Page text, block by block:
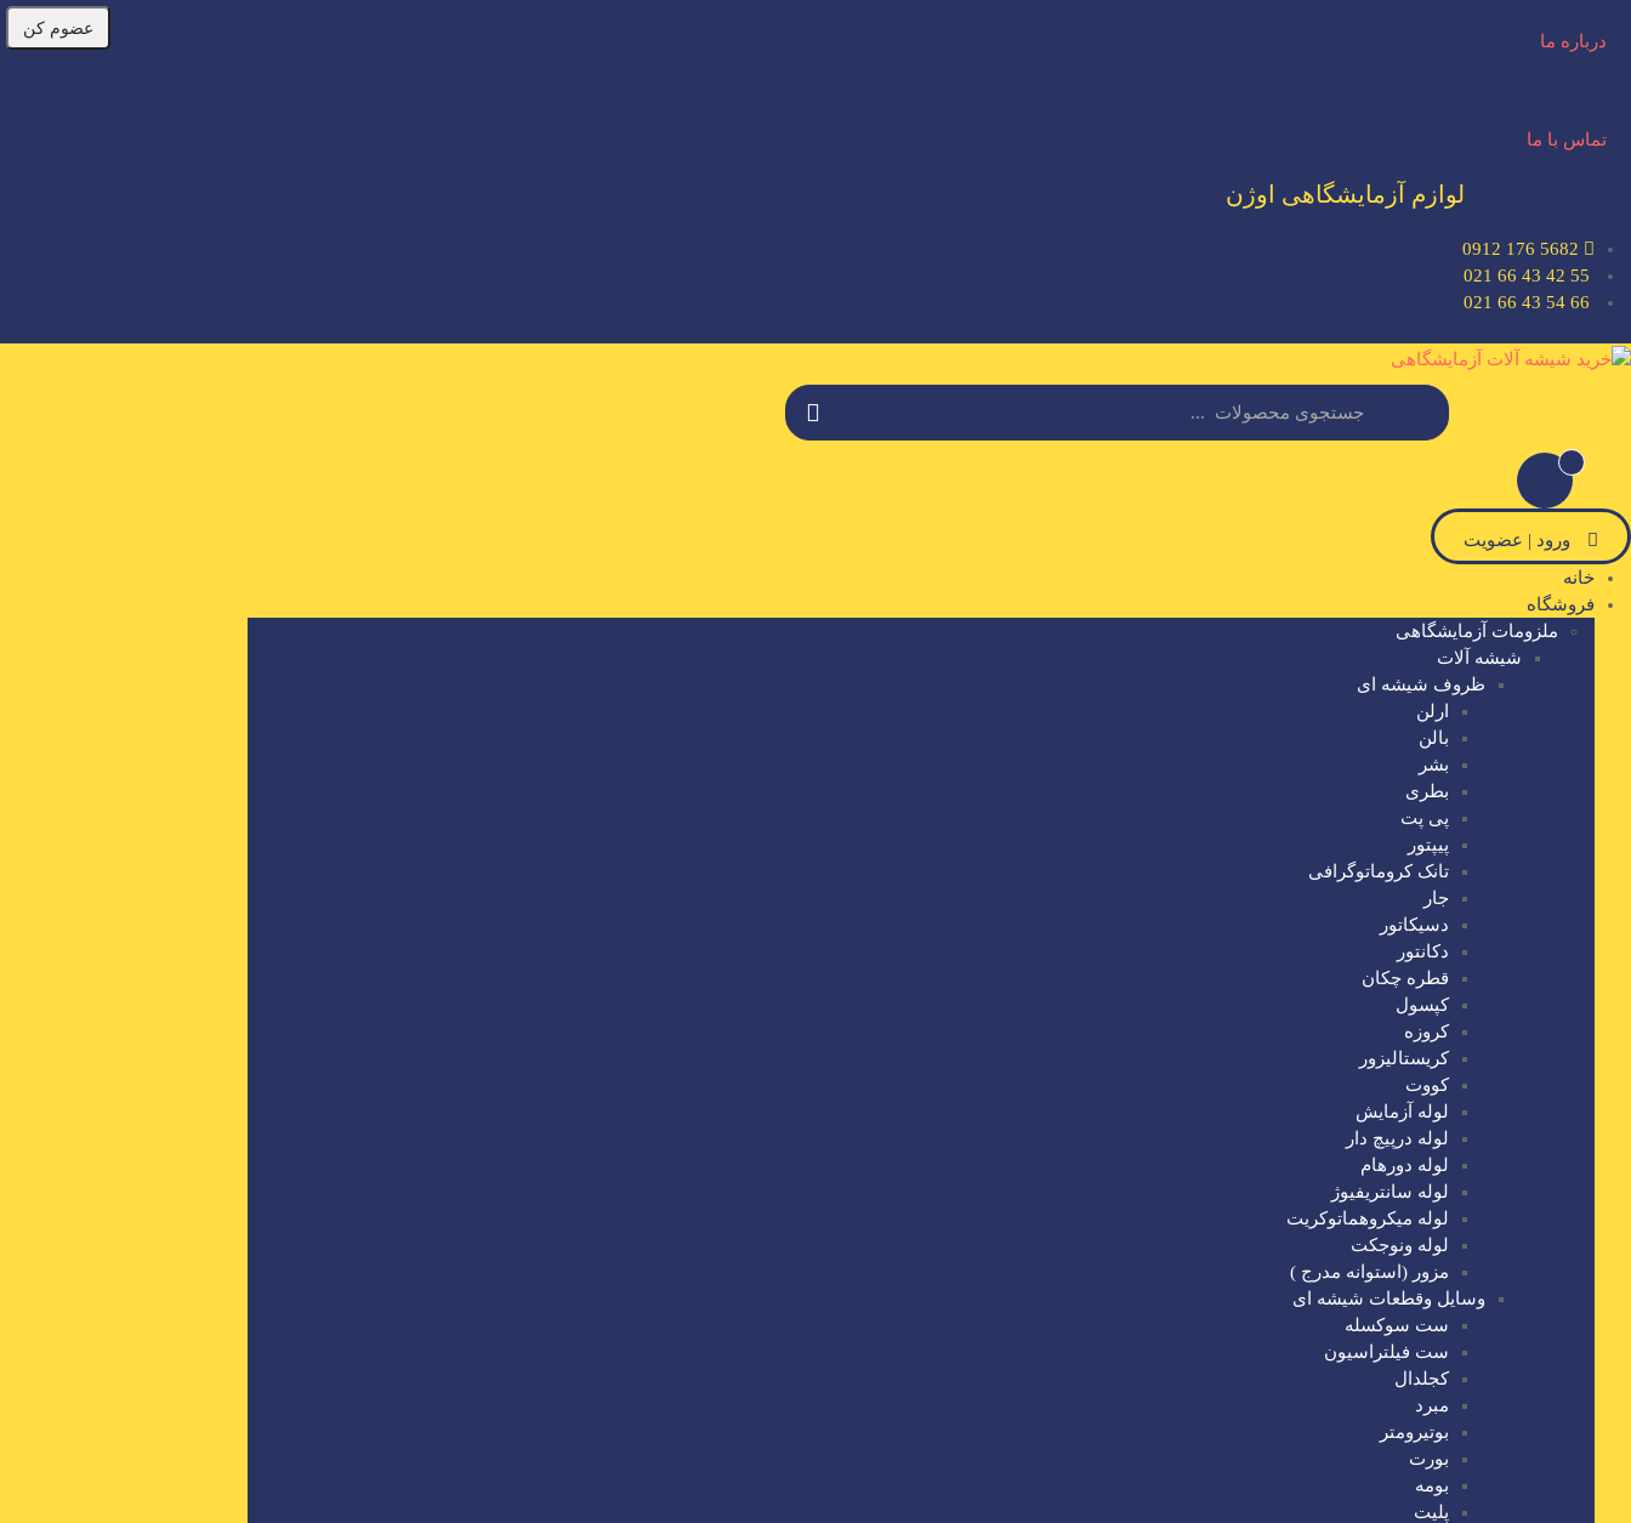
درباره ما
تماس با ما
لوازم آزمایشگاهی اوژن
5682 176 0912
55 42 43 66 021
66 54 43 66 021
ورود | عضویت
خانه
فروشگاه
ملزومات آزمایشگاهی
شیشه آلات
ظروف شیشه ای
ارلن
بالن
بشر
بطری
پی پت
پیپتور
تانک کروماتوگرافی
جار
دسیکاتور
دکانتور
قطره چکان
کپسول
کروزه
کریستالیزور
کووت
لوله آزمایش
لوله درپیچ دار
لوله دورهام
لوله سانتریفیوژ
لوله میکروهماتوکریت
لوله ونوجکت
مزور (استوانه مدرج )
وسایل وقطعات شیشه ای
ست سوکسله
ست فیلتراسیون
کجلدال
مبرد
بوتیرومتر
بورت
بومه
پلیت
عضوم کن